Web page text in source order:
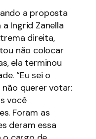
a proposta
Ingrid Zanella
direita,
não colocar
ela terminou
“Eu sei o
querer votar:
você
Foram as
deram essa